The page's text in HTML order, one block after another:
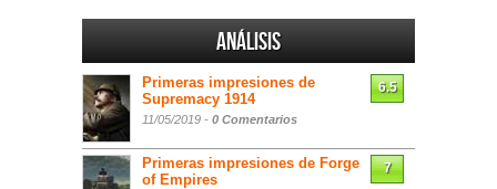
Análisis
Primeras impresiones de
Supremacy 1914
11/05/2019 - 0 Comentarios
6.5
Primeras impresiones de Forge
of Empires
7